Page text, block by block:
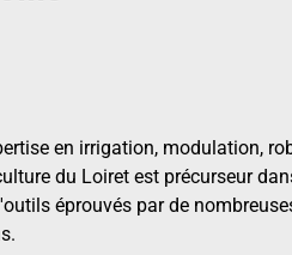
en irrigation, modulation,
du Loiret est précurseur
éprouvés par de